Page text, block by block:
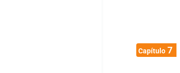
Capítulo7